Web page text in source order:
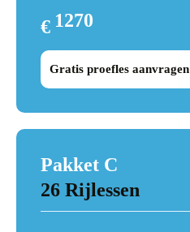
€ 1270
Gratis proefles aanvragen
Pakket C
26 Rijlessen